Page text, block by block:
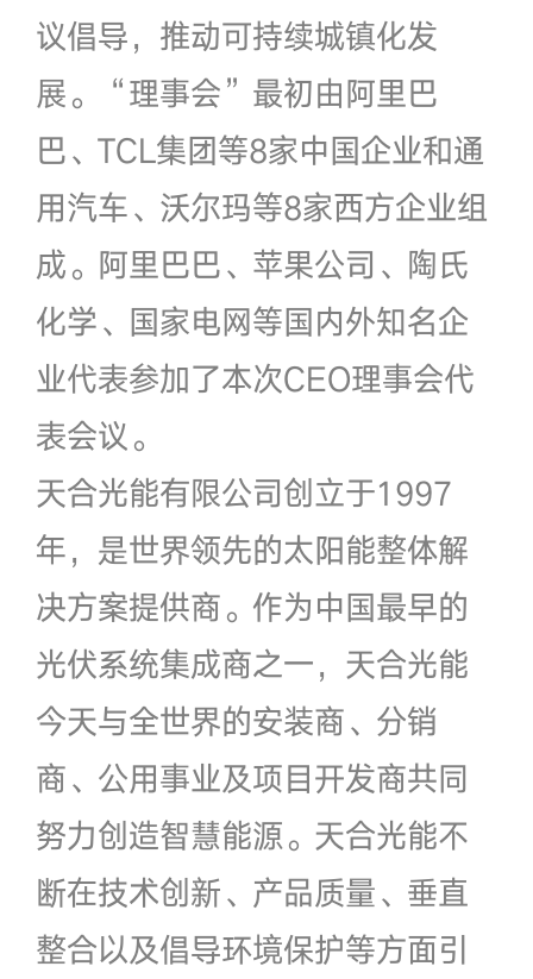
议倡导，推动可持续城镇化发
展。“理事会”最初由阿里巴
巴、TCL集团等8家中国企业和通
用汽车、沃尔玛等8家西方企业组
成。阿里巴巴、苹果公司、陶氏
化学、国家电网等国内外知名企
业代表参加了本次CEO理事会代
表会议。
天合光能有限公司创立于1997
年，是世界领先的太阳能整体解
决方案提供商。作为中国最早的
光伏系统集成商之一，天合光能
今天与全世界的安装商、分销
商、公用事业及项目开发商共同
努力创造智慧能源。天合光能不
断在技术创新、产品质量、垂直
整合以及倡导环境保护等方面引